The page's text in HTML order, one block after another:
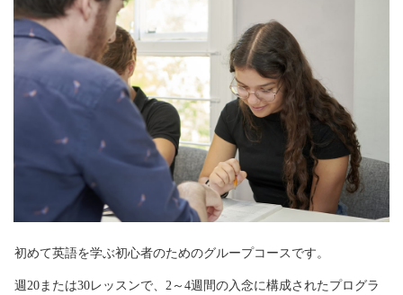
初めて英語を学ぶ初心者のためのグループコースです。
週20または30レッスンで、2～4週間の入念に構成されたプログラ